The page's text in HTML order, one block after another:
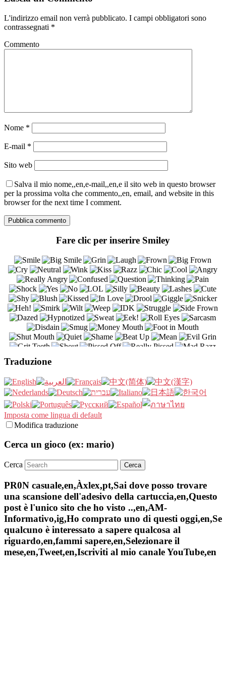
L'indirizzo email non verrà pubblicato. I campi obbligatori sono
contrassegnati *
Commento
Nome *
E-mail *
Sito web
Salva il mio nome,,en,e-mail,,en,e il sito web in questo browser
per la prossima volta che commento,,en, email, and website in this
browser for the next time I comment.
Fare clic per inserire Smiley
Traduzione
Imposta come lingua di default
Modifica traduzione
Cerca un gioco (ex: mario)
Cerca
PR0N casuale,en,Àxlex,pt,Sai dove posso trovare
una scansione dell'adesivo della cartuccia,en,Questo
post è l'unico sito che ho visto ..,en,AM-
Informativo,ig,Ho comprato uno di questi oggi,en,Se
qualcuno è interessato a sapere qualcosa al
riguardo,en,fammi sapere,en,Selezionare il
mese,en,Tweet,en,Iscriviti al mio canale YouTube,en